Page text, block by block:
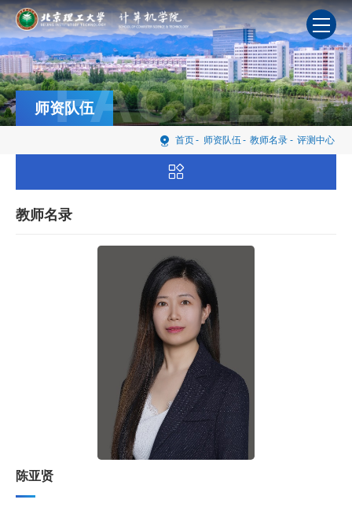
首页- 师资队伍 - 教师名录 - 评测中心
师资队伍
FACULTY
教师名录
陈亚贤